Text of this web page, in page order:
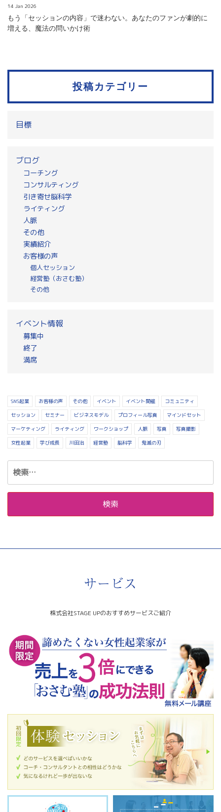
14 Jan 2026
もう「セッションの内容」で迷わない。あなたのファンが劇的に
増える、魔法の問いかけ術
投稿カテゴリー
目標
ブログ
コーチング
コンサルティング
引き寄せ脳科学
ライティング
人脈
その他
実績紹介
お客様の声
個人セッション
経営塾（おさむ塾）
その他
イベント情報
募集中
終了
満席
SNS起業 お客様の声 その他 イベント イベント開催
コミュニティ
セッション
セミナー ビジネスモデル プロフィール写真
マインドセット
マーケティング
ライティング ワークショップ 人脈 写真
写真撮影
女性起業
学び成長 川田治 経営塾 脳科学 鬼滅の刃
検
索:
サービス
株式会社STAGE UPのおすすめサービスご紹介